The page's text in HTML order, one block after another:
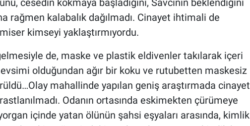
rağmen kalabalık dağılmadı. Cinayet ihtimali de
kimseyi yaklaştırmıyordu.
de, maske ve plastik eldivenler takılarak içeri
olduğundan ağır bir koku ve rutubetten maskesiz
mahallinde yapılan geniş araştırmada cinayet
Odanın ortasında eskimekten çürümeye
içinde yatan ölünün şahsi eşyaları arasında, kimlik